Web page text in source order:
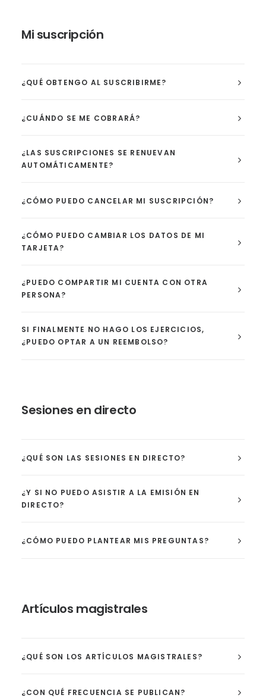
Mi suscripción
¿QUÉ OBTENGO AL SUSCRIBIRME?
¿CUÁNDO SE ME COBRARÁ?
¿LAS SUSCRIPCIONES SE RENUEVAN
AUTOMÁTICAMENTE?
¿CÓMO PUEDO CANCELAR MI SUSCRIPCIÓN?
¿CÓMO PUEDO CAMBIAR LOS DATOS DE MI
TARJETA?
¿PUEDO COMPARTIR MI CUENTA CON OTRA
PERSONA?
SI FINALMENTE NO HAGO LOS EJERCICIOS,
¿PUEDO OPTAR A UN REEMBOLSO?
Sesiones en directo
¿QUÉ SON LAS SESIONES EN DIRECTO?
¿Y SI NO PUEDO ASISTIR A LA EMISIÓN EN
DIRECTO?
¿CÓMO PUEDO PLANTEAR MIS PREGUNTAS?
Artículos magistrales
¿QUÉ SON LOS ARTÍCULOS MAGISTRALES?
¿CON QUÉ FRECUENCIA SE PUBLICAN?